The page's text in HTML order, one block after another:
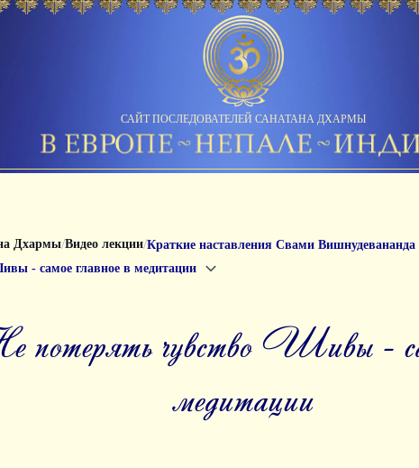
САЙТ ПОСЛЕДОВАТЕЛЕЙ САНАТАНА ДХАРМЫ
Дхармы/Видео лекции/Краткие наставления Свами Вишнудевананда
- самое главное в медитации
медитации